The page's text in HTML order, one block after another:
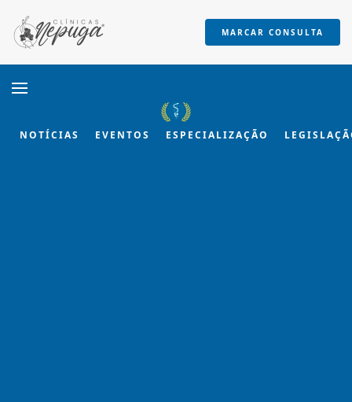
Skip to main content
MARCAR CONSULTA
NOTÍCIAS EVENTOS ESPECIALIZAÇÃO